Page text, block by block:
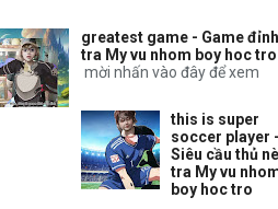
greatest game - Game
tra My vu nhom boy hoc tro
mời nhấn vào đây để xem
this is super
soccer player
Siêu cầu thủ
tra My vu
boy hoc tro